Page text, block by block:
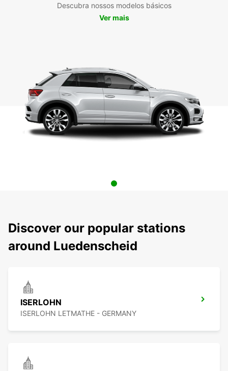
Descubra nossos modelos básicos
Ver mais
Discover our popular stations
around Luedenscheid
ISERLOHN
ISERLOHN LETMATHE - GERMANY